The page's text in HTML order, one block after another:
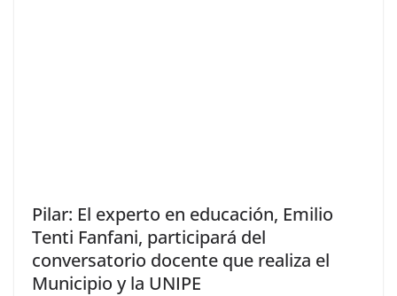
Pilar: El experto en educación, Emilio
Tenti Fanfani, participará del
conversatorio docente que realiza el
Municipio y la UNIPE